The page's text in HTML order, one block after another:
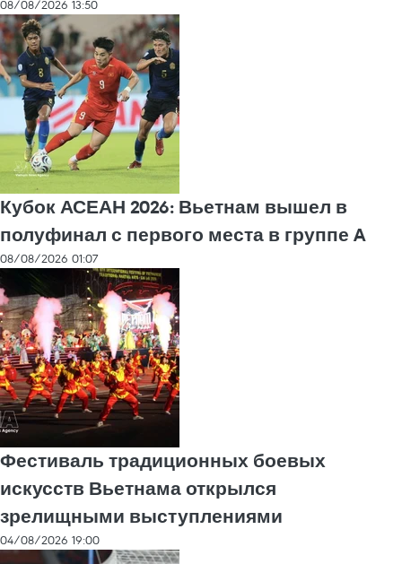
08/08/2026 13:50
Кубок АСЕАН 2026: Вьетнам вышел в
полуфинал с первого места в группе A
08/08/2026 01:07
Фестиваль традиционных боевых
искусств Вьетнама открылся
зрелищными выступлениями
04/08/2026 19:00